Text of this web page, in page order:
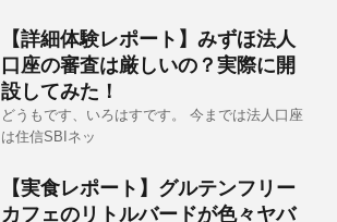
【詳細体験レポート】みずほ法人
口座の審査は厳しいの？実際に開
設してみた！
どうもです、いろはすです。 今までは法人口座
は住信SBIネッ
【実食レポート】グルテンフリー
カフェのリトルバードが色々ヤバ